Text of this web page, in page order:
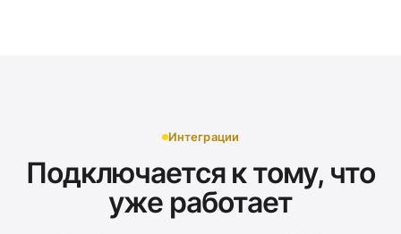
Интеграции
Подключается к тому, что
уже работает